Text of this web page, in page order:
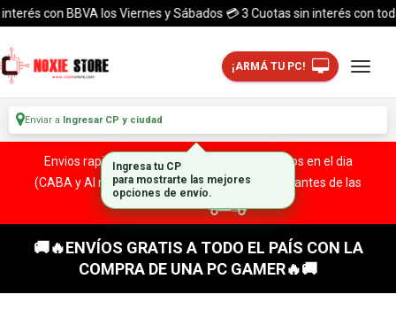
con BBVA los Viernes y Sábados 💳 3 Cuotas sin interés con
¡ARMÁ TU PC!
Enviar a Ingresar CP y ciudad
Envios rapidos y seguros a todo el pais. ¡ Envios en el dia
(CABA y Al rededores) Acreditando tu compra antes de las
🚚🔥ENVÍOS GRATIS A TODO EL PAÍS CON LA
COMPRA DE UNA PC GAMER🔥🚚